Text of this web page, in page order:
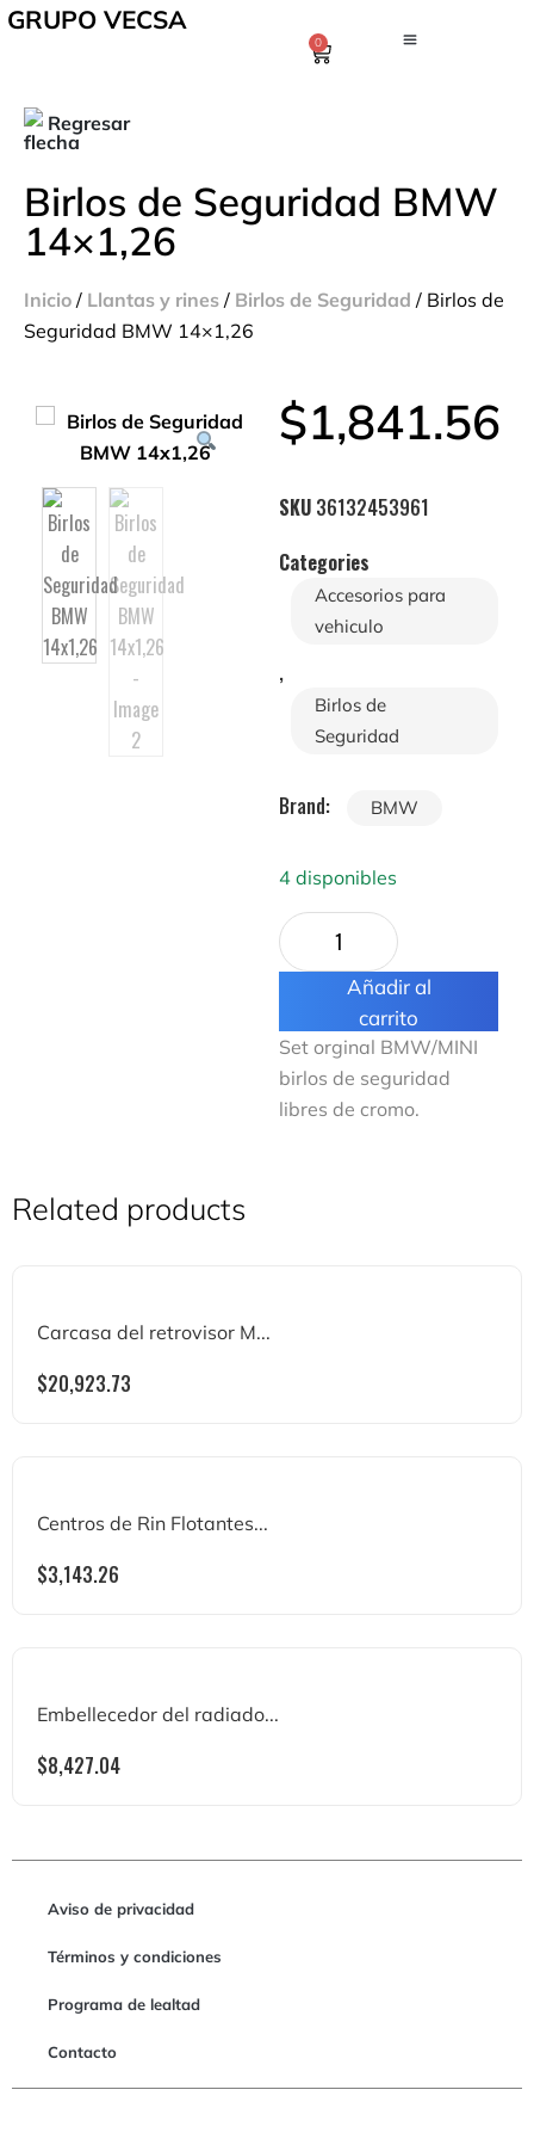
GRUPO VECSA
0
Regresar
Birlos de Seguridad BMW
14×1,26
Inicio / Llantas y rines / Birlos de Seguridad / Birlos de
Seguridad BMW 14×1,26
$1,841.56
SKU 36132453961
Categories
Accesorios para
vehiculo
,
Birlos de
Seguridad
Brand: BMW
4 disponibles
Añadir al
carrito
Set orginal BMW/MINI
birlos de seguridad
libres de cromo.
Related products
Carcasa del retrovisor M...
$20,923.73
Centros de Rin Flotantes...
$3,143.26
Embellecedor del radiado...
$8,427.04
Aviso de privacidad
Términos y condiciones
Programa de lealtad
Contacto